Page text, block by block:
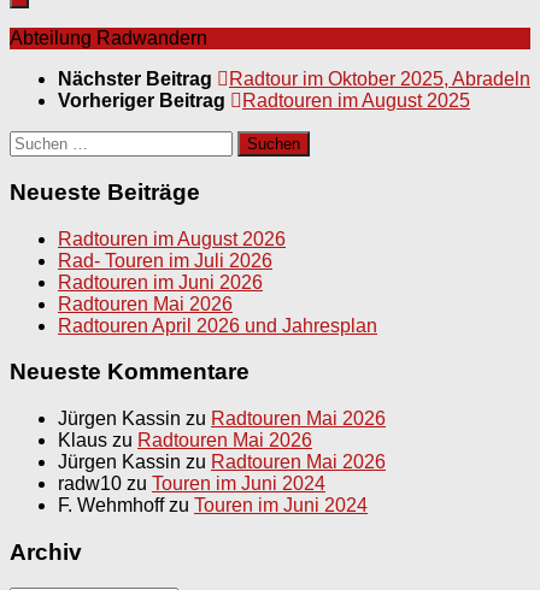
Abteilung Radwandern
Nächster Beitrag
Radtour im Oktober 2025, Abradeln
Vorheriger Beitrag
Radtouren im August 2025
Suchen
nach:
Neueste Beiträge
Radtouren im August 2026
Rad- Touren im Juli 2026
Radtouren im Juni 2026
Radtouren Mai 2026
Radtouren April 2026 und Jahresplan
Neueste Kommentare
Jürgen Kassin zu Radtouren Mai 2026
Klaus zu Radtouren Mai 2026
Jürgen Kassin zu Radtouren Mai 2026
radw10 zu Touren im Juni 2024
F. Wehmhoffzu Touren im Juni 2024
Archiv